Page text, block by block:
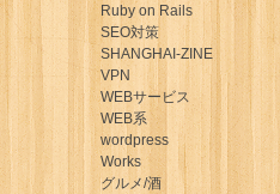
Ruby on Rails
SEO対策
SHANGHAI-ZINE
VPN
WEBサービス
WEB系
wordpress
Works
グルメ/酒